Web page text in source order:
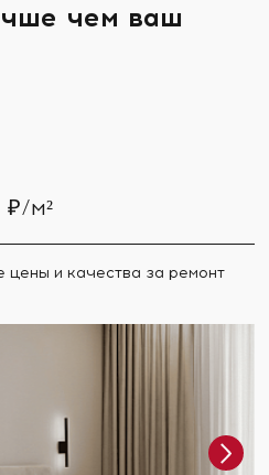
чем ваш
м²
и качества за ремонт